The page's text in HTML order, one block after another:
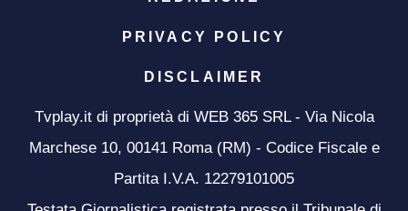
PRIVACY POLICY
DISCLAIMER
Tvplay.it di proprietà di WEB 365 SRL - Via Nicola
Marchese 10, 00141 Roma (RM) - Codice Fiscale e
Partita I.V.A. 12279101005